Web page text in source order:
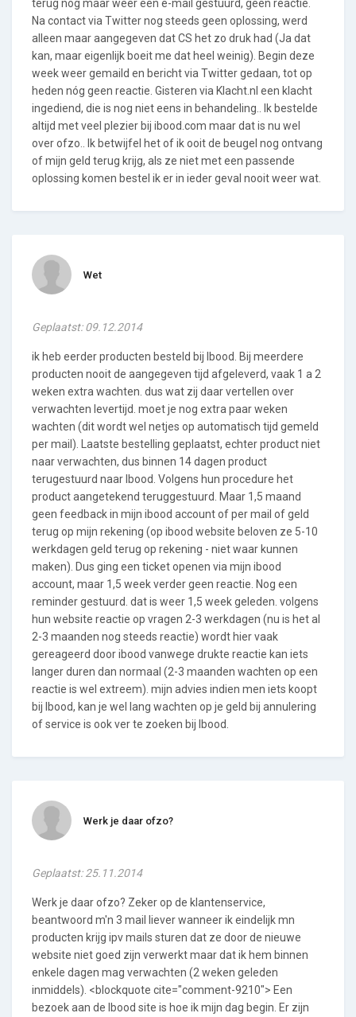
terug nog maar weer een e-mail gestuurd, geen reactie.
Na contact via Twitter nog steeds geen oplossing, werd
alleen maar aangegeven dat CS het zo druk had (Ja dat
kan, maar eigenlijk boeit me dat heel weinig). Begin deze
week weer gemaild en bericht via Twitter gedaan, tot op
heden nóg geen reactie. Gisteren via Klacht.nl een klacht
ingediend, die is nog niet eens in behandeling.. Ik bestelde
altijd met veel plezier bij ibood.com maar dat is nu wel
over ofzo.. Ik betwijfel het of ik ooit de beugel nog ontvang
of mijn geld terug krijg, als ze niet met een passende
oplossing komen bestel ik er in ieder geval nooit weer wat.
Wet
Geplaatst: 09.12.2014
ik heb eerder producten besteld bij Ibood. Bij meerdere
producten nooit de aangegeven tijd afgeleverd, vaak 1 a 2
weken extra wachten. dus wat zij daar vertellen over
verwachten levertijd. moet je nog extra paar weken
wachten (dit wordt wel netjes op automatisch tijd gemeld
per mail). Laatste bestelling geplaatst, echter product niet
naar verwachten, dus binnen 14 dagen product
terugestuurd naar Ibood. Volgens hun procedure het
product aangetekend teruggestuurd. Maar 1,5 maand
geen feedback in mijn ibood account of per mail of geld
terug op mijn rekening (op ibood website beloven ze 5-10
werkdagen geld terug op rekening - niet waar kunnen
maken). Dus ging een ticket openen via mijn ibood
account, maar 1,5 week verder geen reactie. Nog een
reminder gestuurd. dat is weer 1,5 week geleden. volgens
hun website reactie op vragen 2-3 werkdagen (nu is het al
2-3 maanden nog steeds reactie) wordt hier vaak
gereageerd door ibood vanwege drukte reactie kan iets
langer duren dan normaal (2-3 maanden wachten op een
reactie is wel extreem). mijn advies indien men iets koopt
bij Ibood, kan je wel lang wachten op je geld bij annulering
of service is ook ver te zoeken bij Ibood.
Werk je daar ofzo?
Geplaatst: 25.11.2014
Werk je daar ofzo? Zeker op de klantenservice,
beantwoord m'n 3 mail liever wanneer ik eindelijk mn
producten krijg ipv mails sturen dat ze door de nieuwe
website niet goed zijn verwerkt maar dat ik hem binnen
enkele dagen mag verwachten (2 weken geleden
inmiddels). <blockquote cite="comment-9210"> Een
bezoek aan de Ibood site is hoe ik mijn dag begin. Er zijn